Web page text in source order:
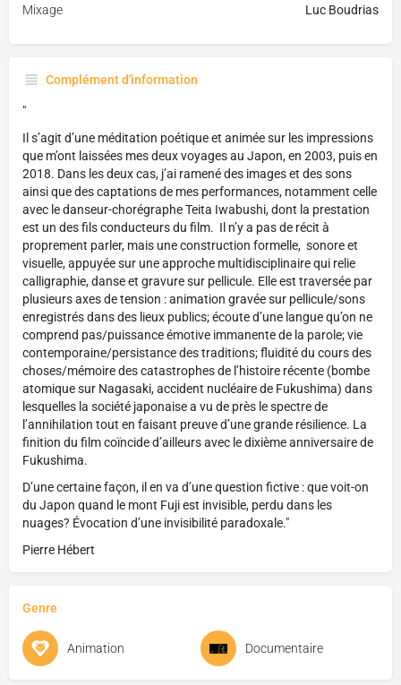
Mixage Luc Boudrias
Complément d'information
"
Il s’agit d’une méditation poétique et animée sur les impressions
que m’ont laissées mes deux voyages au Japon, en 2003, puis en
2018. Dans les deux cas, j’ai ramené des images et des sons
ainsi que des captations de mes performances, notamment celle
avec le danseur-chorégraphe Teita Iwabushi, dont la prestation
est un des fils conducteurs du film. Il n’y a pas de récit à
proprement parler, mais une construction formelle, sonore et
visuelle, appuyée sur une approche multidisciplinaire qui relie
calligraphie, danse et gravure sur pellicule. Elle est traversée par
plusieurs axes de tension : animation gravée sur pellicule/sons
enregistrés dans des lieux publics; écoute d’une langue qu’on ne
comprend pas/puissance émotive immanente de la parole; vie
contemporaine/persistance des traditions; fluidité du cours des
choses/mémoire des catastrophes de l’histoire récente (bombe
atomique sur Nagasaki, accident nucléaire de Fukushima) dans
lesquelles la société japonaise a vu de près le spectre de
l’annihilation tout en faisant preuve d’une grande résilience. La
finition du film coïncide d’ailleurs avec le dixième anniversaire de
Fukushima.
D’une certaine façon, il en va d’une question fictive : que voit-on
du Japon quand le mont Fuji est invisible, perdu dans les
nuages? Évocation d’une invisibilité paradoxale."
Pierre Hébert
Genre
Animation Documentaire